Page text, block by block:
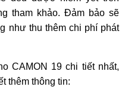
tham khảo. Đảm bảo sẽ
như thu thêm chi phí phát
CAMON 19 chi tiết nhất,
thêm thông tin: